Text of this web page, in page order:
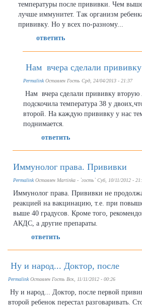
температуры после прививки. Чем
лучше иммунитет. Так организм
прививку. Но у всех по-разному...
ответить
Нам вчера сделали прививку
PermalinkОставлен Гость Срд, 24/04/2013 - 21:37
Нам вчера сделали прививку
подскочила температура 38 у
второй. На каждую прививку у нас
поднимается.
ответить
Иммунолог права. Прививки
PermalinkОставлен Martinka - `гость` Суб, 10/11/2012 -
Иммунолог права. Прививки не
реакцией на вакцинацию, т.е. при
выше 40 градусов. Кроме того,
АКДС, а другие препараты.
ответить
Ну и народ... Доктор, после
PermalinkОставленГость Вск, 11/11/2012 - 00:26
Ну и народ... Доктор, после первой
второй ребенок перестал разговаривать.